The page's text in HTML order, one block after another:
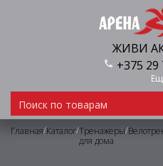
ЖИВИ
+375 29
Главная/Каталог/Тренажеры
для дома
/